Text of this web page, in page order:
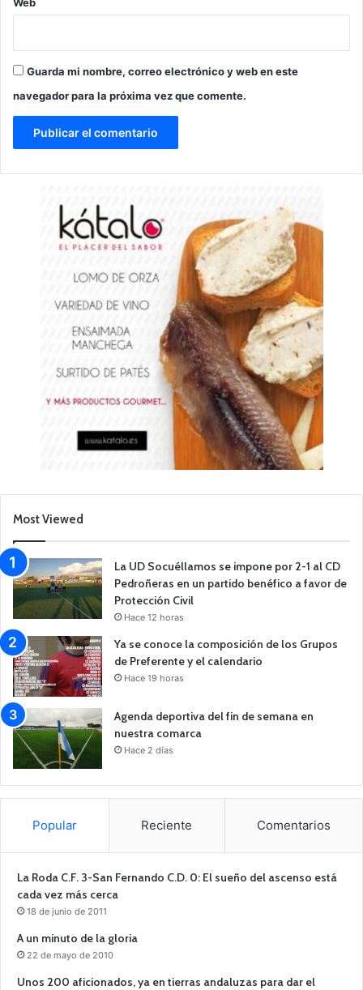
Guarda mi nombre, correo electrónico y web en este
navegador para la próxima vez que comente.
Most Viewed
La UD Socuéllamos se impone por 2-1 al CD
Pedroñeras en un partido benéfico a favor de
Protección Civil
Hace 12 horas
Ya se conoce la composición de los Grupos
de Preferente y el calendario
Hace 19 horas
Agenda deportiva del fin de semana en
nuestra comarca
Hace 2 días
Popular Reciente Comentarios
La Roda C.F. 3-San Fernando C.D. 0: El sueño del ascenso está
cada vez más cerca
18 de junio de 2011
A un minuto de la gloria
22 de mayo de 2010
Unos 200 aficionados, ya en tierras andaluzas para dar el